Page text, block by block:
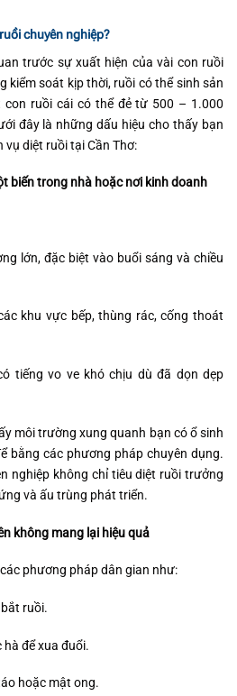
chuyên nghiệp?
trước sự xuất hiện của vài con ruồi
kiểm soát kịp thời, ruồi có thể sinh sản
ruồi cái có thể đẻ từ 500 – 1.000
đây là những dấu hiệu cho thấy bạn
vụ diệt ruồi tại Cần Thơ:
biến trong nhà hoặc nơi kinh doanh
lớn, đặc biệt vào buổi sáng và chiều
khu vực bếp, thùng rác, cống thoát
tiếng vo ve khó chịu dù đã dọn dẹp
môi trường xung quanh bạn có ổ sinh
bằng các phương pháp chuyên dụng.
nghiệp không chỉ tiêu diệt ruồi trưởng
và ấu trùng phát triển.
không mang lại hiệu quả
phương pháp dân gian như:
ruồi.
để xua đuổi.
hoặc mật ong.